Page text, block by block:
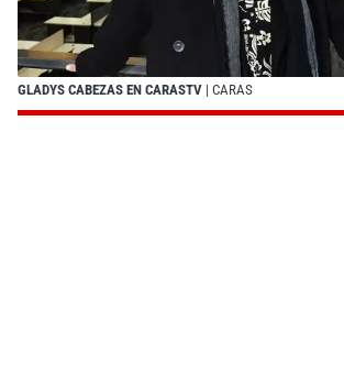
GLADYS CABEZAS EN CARASTV | CARAS